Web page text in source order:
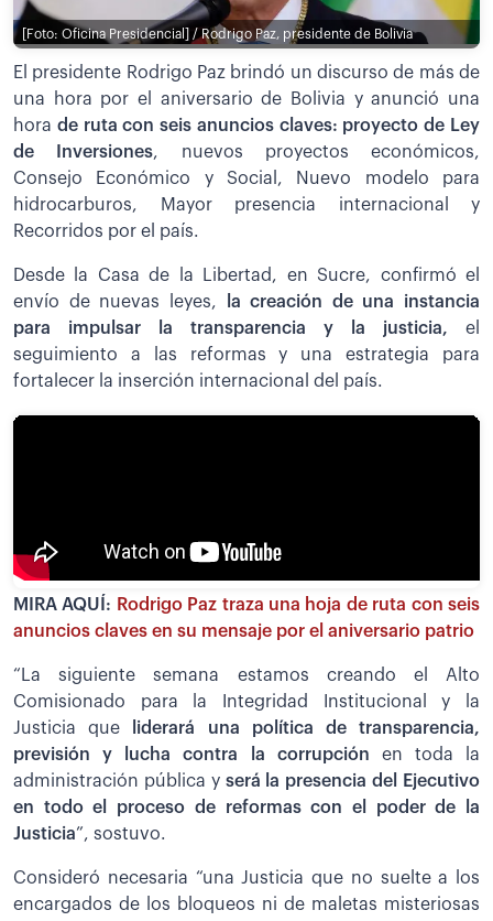
[Foto: Oficina Presidencial] / Rodrigo Paz, presidente de Bolivia
El presidente Rodrigo Paz brindó un discurso de más de
una hora por el aniversario de Bolivia y anunció una
hora de ruta con seis anuncios claves: proyecto de Ley
de Inversiones, nuevos proyectos económicos,
Consejo Económico y Social, Nuevo modelo para
hidrocarburos, Mayor presencia internacional y
Recorridos por el país.
Desde la Casa de la Libertad, en Sucre, confirmó el
envío de nuevas leyes,
la creación de una instancia
para impulsar la transparencia y la justicia, el
seguimiento a las reformas y una estrategia para
fortalecer la inserción internacional del país.
MIRA AQUÍ: Rodrigo Paz traza una hoja de ruta con seis
anuncios claves en su mensaje por el aniversario patrio
“La siguiente semana estamos creando el Alto
Comisionado para la Integridad Institucional y la
Justicia que liderará una política de transparencia,
previsión y lucha contra la corrupción en toda la
administración pública y será la presencia del Ejecutivo
en todo el proceso de reformas con el poder de la
Justicia”, sostuvo.
Consideró necesaria “una Justicia que no suelte a los
encargados de los bloqueos ni de maletas misteriosas